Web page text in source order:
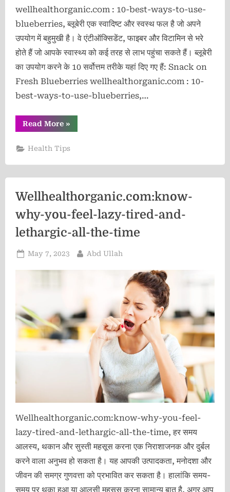
wellhealthorganic.com : 10-best-ways-to-use-
blueberries, ब्लूबेरी एक स्वादिष्ट और स्वस्थ फल है जो अपने
उपयोग में बहुमुखी है। वे एंटीऑक्सिडेंट, फाइबर और विटामिन से भरे
होते हैं जो आपके स्वास्थ्य को कई तरह से लाभ पहुंचा सकते हैं। ब्लूबेरी
का उपयोग करने के 10 सर्वोत्तम तरीके यहां दिए गए हैं: Snack on
Fresh Blueberries wellhealthorganic.com : 10-
best-ways-to-use-blueberries,…
Read More“wellhealthorganic.com
:
ways-
use-
»
Health Tips
Wellhealthorganic.com:know-
why-you-feel-lazy-tired-and-
lethargic-all-the-time
Posted
May 7, 2023 By
Abd Ullah
Wellhealthorganic.com:know-why-you-feel-
lazy-tired-and-lethargic-all-the-time, हर समय
आलस्य, थकान और सुस्ती महसूस करना एक निराशाजनक और दुर्बल
करने वाला अनुभव हो सकता है। यह आपकी उत्पादकता, मनोदशा और
जीवन की समग्र गुणवत्ता को प्रभावित कर सकता है। हालांकि समय-
समय पर थका हुआ या आलसी महसूस करना सामान्य बात है, अगर आप